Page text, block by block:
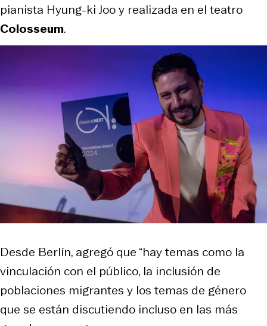
pianista Hyung-ki Joo y realizada en el teatro
Colosseum.
Desde Berlín, agregó que “hay temas como la
vinculación con el público, la inclusión de
poblaciones migrantes y los temas de género
que se están discutiendo incluso en las más